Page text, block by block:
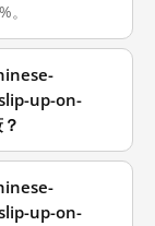
up-on-
up-on-